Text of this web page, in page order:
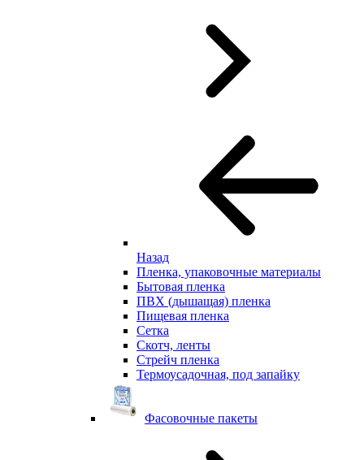
Назад
Пленка, упаковочные материалы
Бытовая пленка
ПВХ (дышащая) пленка
Пищевая пленка
Сетка
Скотч, ленты
Стрейч пленка
Термоусадочная, под запайку
Фасовочные пакеты